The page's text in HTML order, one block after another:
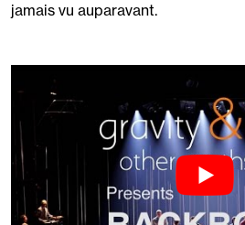
jamais vu auparavant.